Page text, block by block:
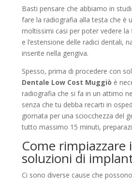
Basti pensare che abbiamo in
fare la radiografia alla testa che è
moltissimi casi per poter vedere la
e l’estensione delle radici dentali,
inserite nella gengiva.
Spesso, prima di procedere con
Dentale Low Cost Muggiò è
radiografia che si fa in un attimo
senza che tu debba recarti in
giornata per una sciocchezza del
tutto massimo 15 minuti,
Come rimpiazzare
soluzioni di
Ci sono diverse cause che